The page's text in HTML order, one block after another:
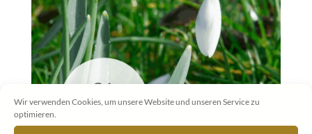
Wir verwenden Cookies, um unsere Website und unseren Service zu
optimieren.